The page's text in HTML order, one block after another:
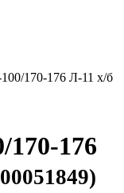
170-176 Л-11 х/б
170-176